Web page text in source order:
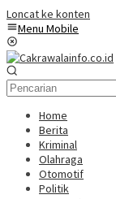
Loncat ke konten
Menu Mobile
Home
Berita
Kriminal
Olahraga
Otomotif
Politik